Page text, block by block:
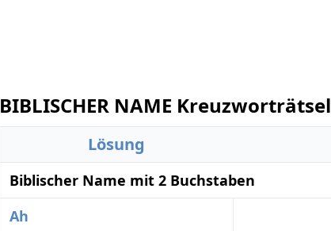
BIBLISCHER NAME Kreuzworträtsel
Lösung
Biblischer Name mit 2 Buchstaben
Ah